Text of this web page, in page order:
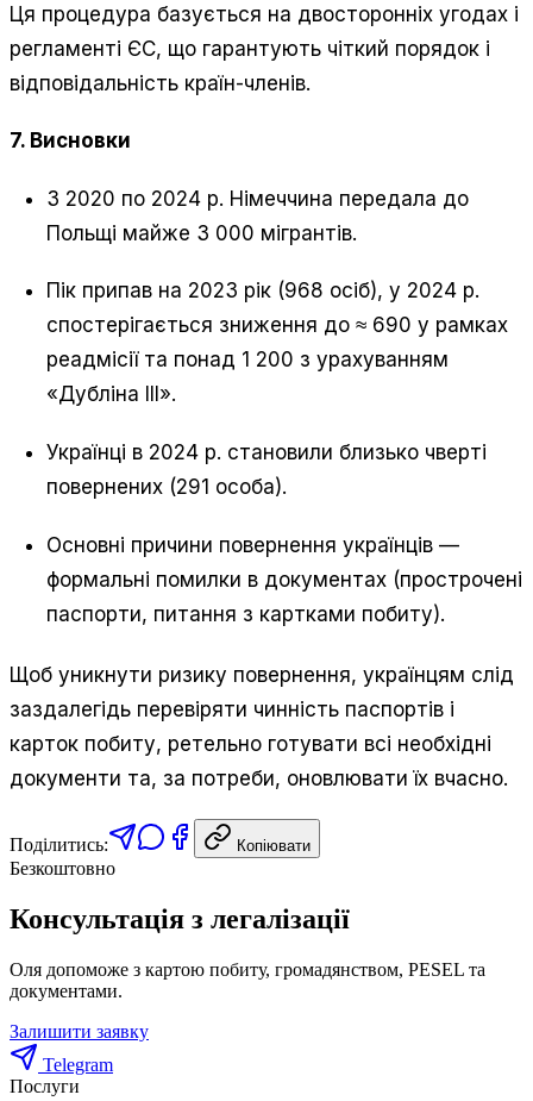
Ця процедура базується на двосторонніх угодах і
регламенті ЄС, що гарантують чіткий порядок і
відповідальність країн-членів.
7. Висновки
З 2020 по 2024 р. Німеччина передала до
Польщі майже 3 000 мігрантів.
Пік припав на 2023 рік (968 осіб), у 2024 р.
спостерігається зниження до ≈ 690 у рамках
реадмісії та понад 1 200 з урахуванням
«Дубліна III».
Українці в 2024 р. становили близько чверті
повернених (291 особа).
Основні причини повернення українців —
формальні помилки в документах (прострочені
паспорти, питання з картками побиту).
Щоб уникнути ризику повернення, українцям слід
заздалегідь перевіряти чинність паспортів і
карток побиту, ретельно готувати всі необхідні
документи та, за потреби, оновлювати їх вчасно.
Поділитись: Копіювати
Безкоштовно
Консультація з легалізації
Оля допоможе з картою побиту, громадянством, PESEL та
документами.
Залишити заявку
Telegram
Послуги